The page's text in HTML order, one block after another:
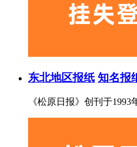
东北地区报纸 知名报
《松原日报》创刊于